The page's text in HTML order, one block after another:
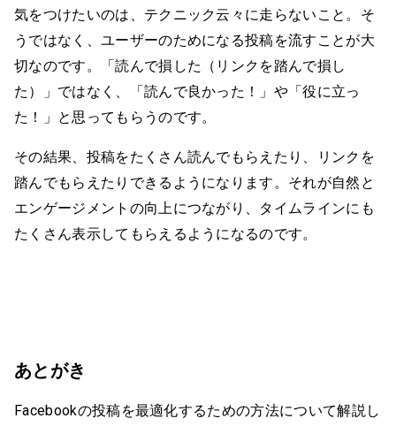
気をつけたいのは、テクニック云々に走らないこと。そ
うではなく、ユーザーのためになる投稿を流すことが大
切なのです。「読んで損した（リンクを踏んで損し
た）」ではなく、「読んで良かった！」や「役に立っ
た！」と思ってもらうのです。
その結果、投稿をたくさん読んでもらえたり、リンクを
踏んでもらえたりできるようになります。それが自然と
エンゲージメントの向上につながり、タイムラインにも
たくさん表示してもらえるようになるのです。
あとがき
Facebookの投稿を最適化するための方法について解説し